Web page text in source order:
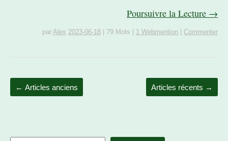
Poursuivre la Lecture →
par Alex 2023-06-18 79 Mots 1 Webmention Commenter
← Articles anciens Articles récents →